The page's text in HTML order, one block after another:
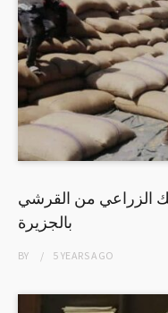
للبنك الزراعي من القرشي
بالجزيرة
BY 5 YEARSAGO